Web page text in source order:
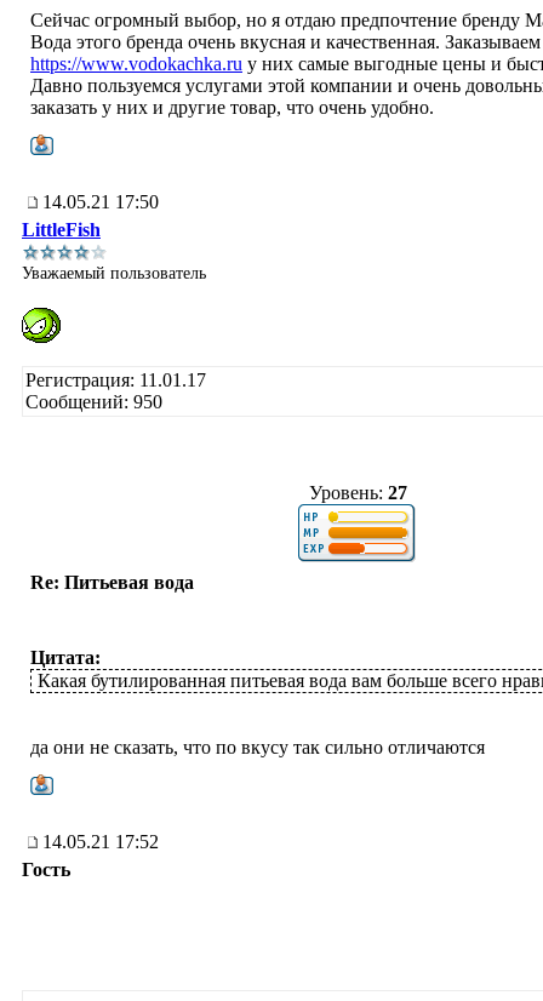
Сейчас огромный выбор, но я отдаю предпочтение бренду
Вода этого бренда очень вкусная и качественная.
https://www.vodokachka.ru у них самые выгодные цены и
Давно пользуемся услугами этой компании и очень
заказать у них и другие товар, что очень удобно.
14.05.21 17:50
LittleFish
Уважаемый пользователь
Регистрация: 11.01.17
Сообщений: 950
Уровень: 27
Re: Питьевая вода
Цитата:
Какая бутилированная питьевая вода вам больше всего
да они не сказать, что по вкусу так сильно отличаются
14.05.21 17:52
Гость